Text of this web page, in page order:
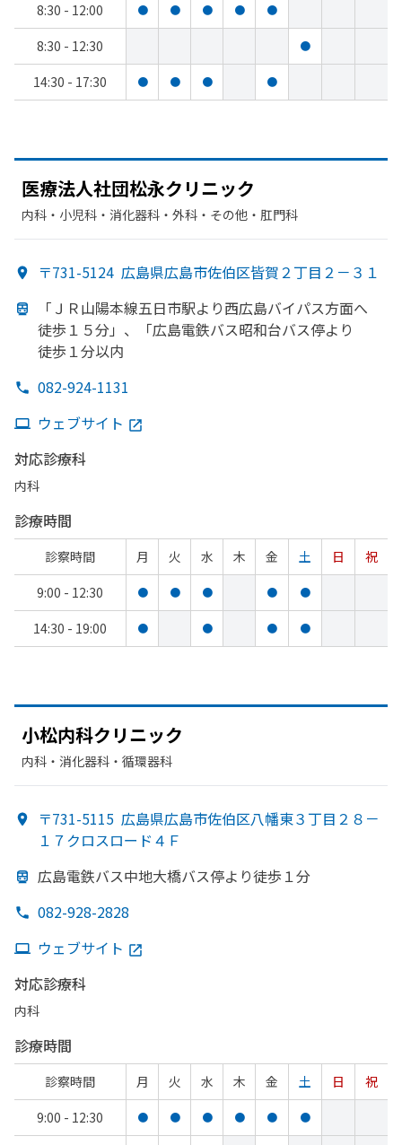
8:30 - 12:00
● ● ● ● ●
8:30 - 12:30 ●
14:30 - 17:30 ● ● ● ●
医療法人社団松永クリニック
内科・​小児科・​消化器科・​外科・​その他・​肛門科
〒731-5124 広島県広島市佐伯区皆賀２丁目２－３１
「ＪＲ山陽本線五日市駅より西広島バイパス方面へ
徒歩１５分」、
「広島電鉄バス昭和台バス停より
徒歩１分以内
082-924-1131
ウェブサイト
対応診療科
内科
診療時間
診察時間 月 火 水 木 金 土 日
祝
9:00 - 12:30
● ● ● ● ●
14:30 - 19:00 ● ● ● ●
小松内科クリニック
内科・​消化器科・​循環器科
〒731-5115 広島県広島市佐伯区八幡東３丁目２８－
１７クロスロード４Ｆ
広島電鉄バス中地大橋バス停より徒歩１分
082-928-2828
ウェブサイト
対応診療科
内科
診療時間
診察時間 月 火 水 木 金 土 日
祝
9:00 - 12:30
● ● ● ● ● ●